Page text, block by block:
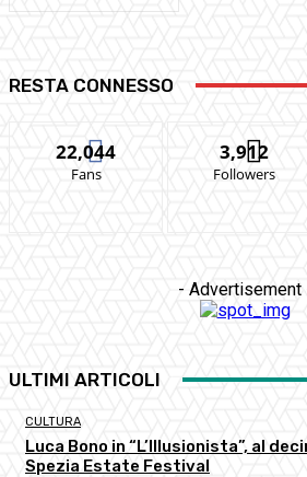
RESTA CONNESSO
22,044
Fans
3,912
Followers
- Advertisement
ULTIMI ARTICOLI
CULTURA
Luca Bono in “L’Illusionista”, al
Spezia Estate Festival